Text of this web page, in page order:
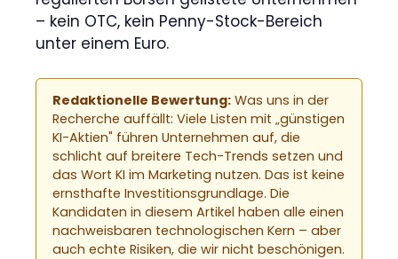
– kein OTC, kein Penny-Stock-Bereich
unter einem Euro.
Redaktionelle Bewertung: Was uns in der
Recherche auffällt: Viele Listen mit „günstigen
KI-Aktien" führen Unternehmen auf, die
schlicht auf breitere Tech-Trends setzen und
das Wort KI im Marketing nutzen. Das ist keine
ernsthafte Investitionsgrundlage. Die
Kandidaten in diesem Artikel haben alle einen
nachweisbaren technologischen Kern – aber
auch echte Risiken, die wir nicht beschönigen.